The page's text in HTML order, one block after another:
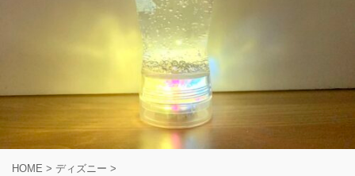
HOME > ディズニー >